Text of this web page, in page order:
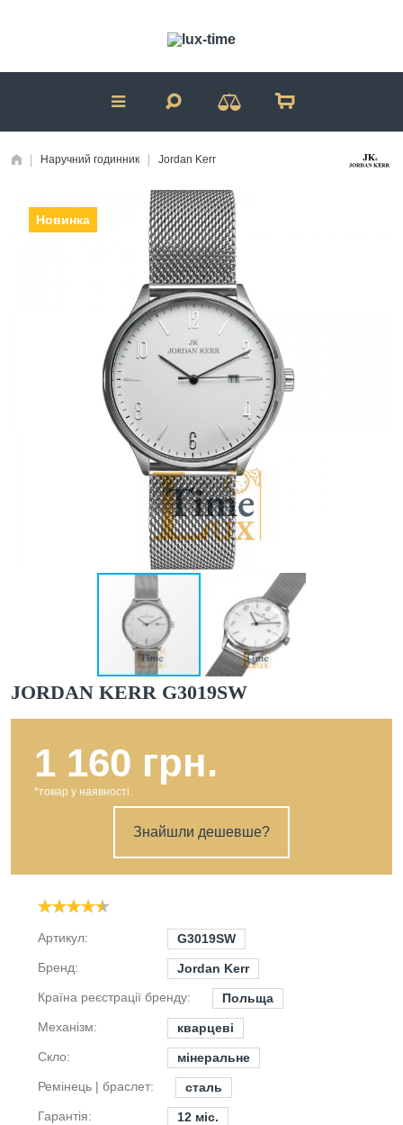
Наручний годинник Jordan Kerr
Новинка
JORDAN KERR G3019SW
1 160 грн.
*товар у наявності.
Знайшли дешевше?
Артикул:
G3019SW
Бренд:
Jordan Kerr
Країна реєстрації бренду:
Польща
Механізм:
кварцеві
Скло:
мінеральне
Ремінець | браслет:
сталь
Гарантія:
12 міс.